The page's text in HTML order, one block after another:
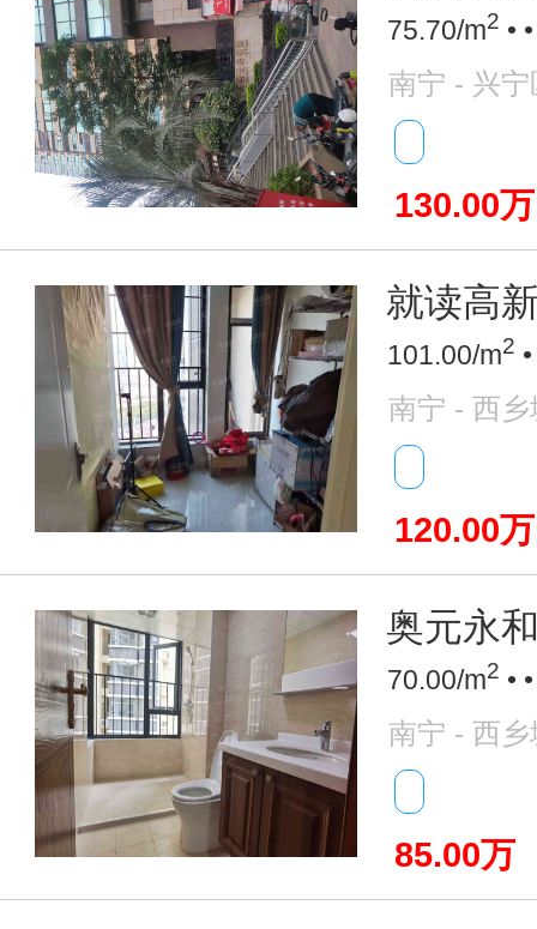
75.70/m2 •
南宁 - 兴宁
130.00万
就读高
101.00/m2
南宁 - 西乡
120.00万
奥元永
70.00/m2 •
南宁 - 西乡
85.00万